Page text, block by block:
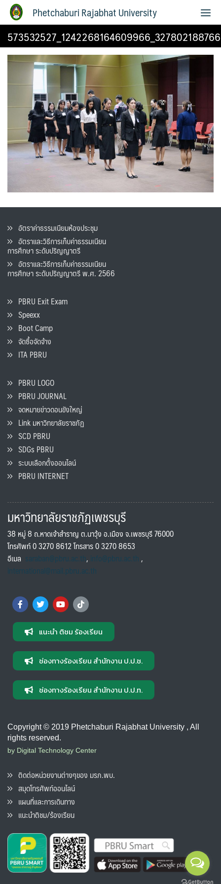
Phetchaburi Rajabhat University
อัตราค่าธรรมเนียมห้องประชุม
อัตราและวิธีการเก็บค่าธรรมเนียน
การศึกษา ระดับปริญญาตรี
อัตราและวิธีการเก็บค่าธรรมเนียน
การศึกษา ระดับปริญญาตรี พ.ศ. 2566
PBRU Exit Exam
Speexx
Boot Camp
จัดซื้อจัดจ้าง
ITA PBRU
PBRU LOGO
PBRU JOURNAL
จดหมายข่าวดอนขังใหญ่
Link มหาวิทยาลัยราชภัฏ
SCD PBRU
SDGs PBRU
ระบบเลือกตั้งออนไลน์
PBRU INTERNET
มหาวิทยาลัยราชภัฏเพชรบุรี
38 หมู่ 8 ถ.หาดเจ้าสำราญ ต.นาวุ้ง อ.เมือง จ.เพชรบุรี 76000
โทรศัพท์ 0 3270 8612 โทรสาร 0 3270 8653
อีเมล saraban@pbru.ac.th, info@pbru.ac.th,
international@mail.pbru.ac.th
แนะนำ ติชม ร้องเรียน
ช่องทางร้องเรียน สำนักงาน ป.ป.ช.
ช่องทางร้องเรียน สำนักงาน ป.ป.ท.
Copyright © 2019 Phetchaburi Rajabhat University , All
rights reserved.
by Digital Technology Center
ติดต่อหน่วยงานต่างๆของ มรภ.พบ.
สมุดโทรศัพท์ออนไลน์
แผนที่และการเดินทาง
แนะนำติชม/ร้องเรียน